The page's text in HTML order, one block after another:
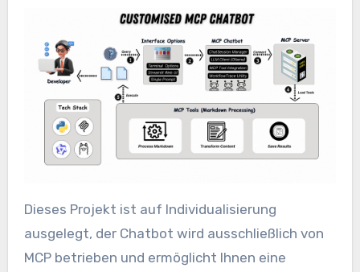
Dieses Projekt ist auf Individualisierung
ausgelegt, der Chatbot wird ausschließlich von
MCP betrieben und ermöglicht Ihnen eine